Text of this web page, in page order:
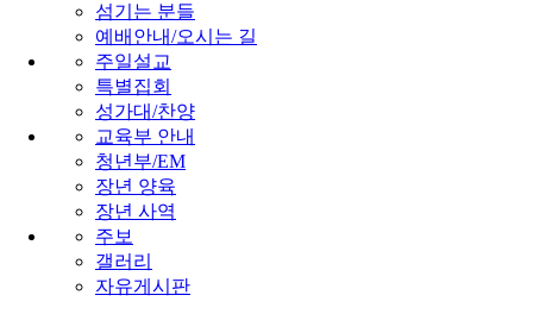
섬기는 분들
예배안내/오시는 길
주일설교
특별집회
성가대/찬양
교육부 안내
청년부/EM
장년 양육
장년 사역
주보
갤러리
자유게시판